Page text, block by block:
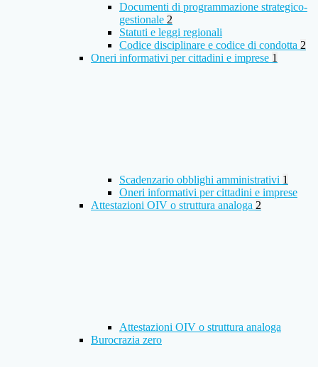
Documenti di programmazione strategico-
gestionale 2
Statuti e leggi regionali
Codice disciplinare e codice di condotta 2
Oneri informativi per cittadini e imprese 1
Scadenzario obblighi amministrativi 1
Oneri informativi per cittadini e imprese
Attestazioni OIV o struttura analoga 2
Attestazioni OIV o struttura analoga
Burocrazia zero